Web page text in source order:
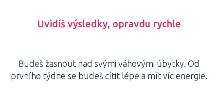
Uvidíš výsledky, opravdu rychle
Budeš žasnout nad svými váhovými úbytky. Od
prvního týdne se budeš cítit lépe a mít víc energie.